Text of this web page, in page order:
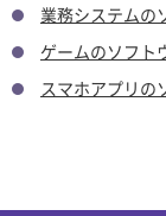
業務システムの
ゲームのソフト
スマホアプリの